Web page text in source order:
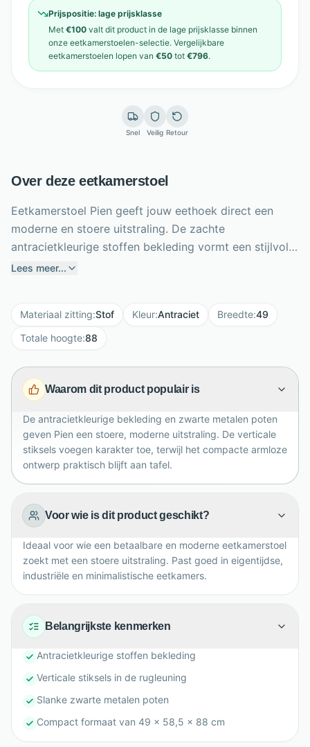
Prijspositie: lage prijsklasse
Met €100 valt dit product in de lage prijsklasse binnen
onze eetkamerstoelen-selectie. Vergelijkbare
eetkamerstoelen lopen van €50 tot €796.
Snel Veilig Retour
Over deze eetkamerstoel
Eetkamerstoel Pien geeft jouw eethoek direct een
moderne en stoere uitstraling. De zachte
antracietkleurige stoffen bekleding vormt een stijlvol
geheel met de slanke zwarte metalen poten. Verticale
het armloze ontwerp schuif je Pien gemakkelijk onder
vrijwel iedere eettafel. Met een breedte van 49 cm,
eetkamerstoel een compact formaat met prettig
zitcomfort. Combineer meerdere exemplaren voor
eigentijds interieur tijdens gezellige diners thuis
samen.
Lees meer...
Materiaal zitting:Stof Kleur:Antraciet Breedte:49
Totale hoogte:88
Waarom dit product populair is
De antracietkleurige bekleding en zwarte metalen poten
geven Pien een stoere, moderne uitstraling. De verticale
stiksels voegen karakter toe, terwijl het compacte armloze
ontwerp praktisch blijft aan tafel.
Voor wie is dit product geschikt?
Ideaal voor wie een betaalbare en moderne eetkamerstoel
zoekt met een stoere uitstraling. Past goed in eigentijdse,
industriële en minimalistische eetkamers.
Belangrijkste kenmerken
Antracietkleurige stoffen bekleding
Verticale stiksels in de rugleuning
Slanke zwarte metalen poten
Compact formaat van 49 x 58,5 x 88 cm